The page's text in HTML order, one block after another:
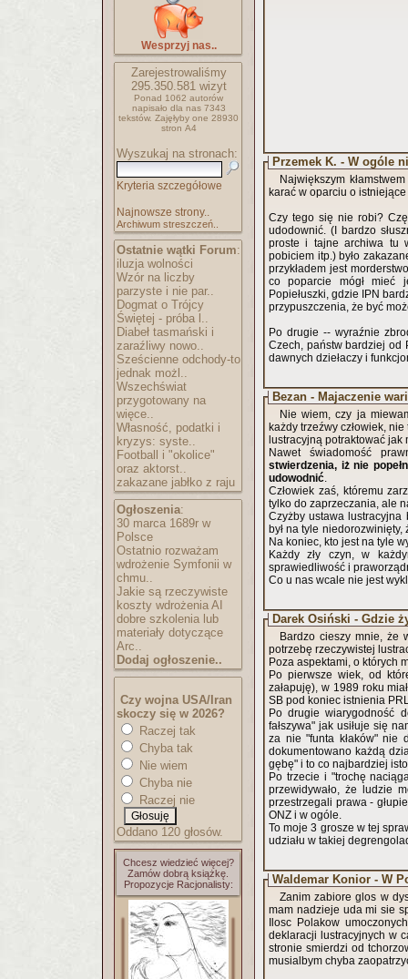
Wesprzyj nas..
Zarejestrowaliśmy
295.350.581wizyt
Ponad 1062 autorów
napisało dla nas 7343
tekstów. Zajęłyby one 28930
stron A4
Wyszukaj na stronach:
Kryteria szczegółowe
Najnowsze strony..
Archiwum streszczeń..
Ostatnie wątki Forum:
iluzja wolności
Wzór na liczby
parzyste i nie par..
Dogmat o Trójcy
Świętej - próba l..
Diabeł tasmański i
zaraźliwy nowo..
Sześcienne odchody-to
jednak możl..
Wszechświat
przygotowany na
więce..
Własność, podatki i
kryzys: syste..
Football i "okolice"
oraz aktorst..
zakazane jabłko z raju
Ogłoszenia:
30 marca 1689r w
Polsce
Ostatnio rozważam
wdrożenie Symfonii w
chmu..
Jakie są rzeczywiste
koszty wdrożenia AI
dobre szkolenia lub
materiały dotyczące
Arc..
Dodaj ogłoszenie..
Czy wojna USA/Iran
skoczy się w 2026?
Raczej tak
Chyba tak
Nie wiem
Chyba nie
Raczej nie
Oddano 120 głosów.
Chcesz wiedzieć więcej?
Zamów dobrą książkę.
Propozycje Racjonalisty:
Przemek K. - W ogóle
Największym
karać w oparciu o
Czy tego się nie robi?
udodownić. (I bardzo
proste i tajne archiwa tu
pobiciem itp.) było
przykładem jest
co poparcie mógł mieć
Popiełuszki, gdzie IPN
przypuszczenia, że być
Po drugie -- wyraźnie
Czech, państw bardziej od
dawnych dziełaczy i
Bezan - Majaczenie
Nie wiem, czy ja
każdy trzeźwy człowiek,
lustracyjną potraktować
Nawet świadomość
stwierdzenia, iż nie
udowodnić.
Człowiek zaś, któremu
tylko do zaprzeczania, ale
Czyżby ustawa lustracyjna
był na tyle niedorozwinięty,
Na koniec, kto jest na tyle
Każdy zły czyn, w
sprawiedliwość i
Co u nas wcale nie jest
Darek Osiński - Gdzie
Bardzo cieszy mnie, że
potrzebę rzeczywistej
Poza aspektami, o których
Po pierwsze wiek, od
załapuję), w 1989 roku
SB pod koniec istnienia
Po drugie wiarygodność
fałszywa" jak usiłuje się
za nie "funta kłaków" nie
dokumentowano każdą
gębę" i to co najbardziej
Po trzecie i "trochę
przewidywało, że ludzie
przestrzegali prawa -
ONZ i w ogóle.
To moje 3 grosze w tej
udziału w takiej
Waldemar Konior - W
Zanim zabiore glos w
mam nadzieje uda mi sie
Ilosc Polakow
deklaracji lustracyjnych w
stronie smierdzi od
musialbym chyba